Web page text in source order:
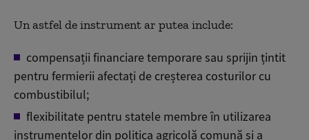
Un astfel de instrument ar putea include:
compensații financiare temporare sau sprijin țintit
pentru fermierii afectați de creșterea costurilor cu
combustibilul;
flexibilitate pentru statele membre în utilizarea
instrumentelor din politica agricolă comună și a